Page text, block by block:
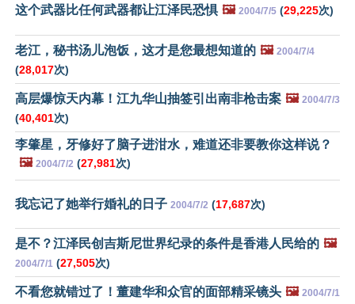
这个武器比任何武器都让江泽民恐惧 🖼️ 2004/7/5 (29,225次)
老江，秘书汤儿泡饭，这才是您最想知道的 🖼️ 2004/7/4
(28,017次)
高层爆惊天内幕！江九华山抽签引出南非枪击案 🖼️ 2004/7/3
(40,401次)
李肇星，牙修好了脑子进泔水，难道还非要教你这样说？
🖼️ 2004/7/2 (27,981次)
我忘记了她举行婚礼的日子 2004/7/2 (17,687次)
是不？江泽民创吉斯尼世界纪录的条件是香港人民给的 🖼️
2004/7/1 (27,505次)
不看您就错过了！董建华和众官的面部精采镜头 🖼️ 2004/7/1